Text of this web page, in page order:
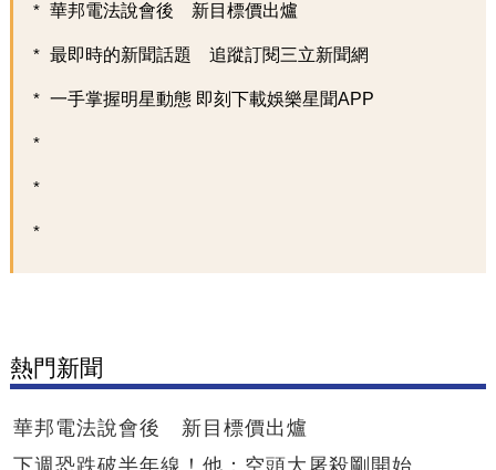
華邦電法說會後 新目標價出爐
最即時的新聞話題 追蹤訂閱三立新聞網
一手掌握明星動態 即刻下載娛樂星聞APP
熱門新聞
華邦電法說會後 新目標價出爐
下週恐跌破半年線！他：空頭大屠殺剛開始